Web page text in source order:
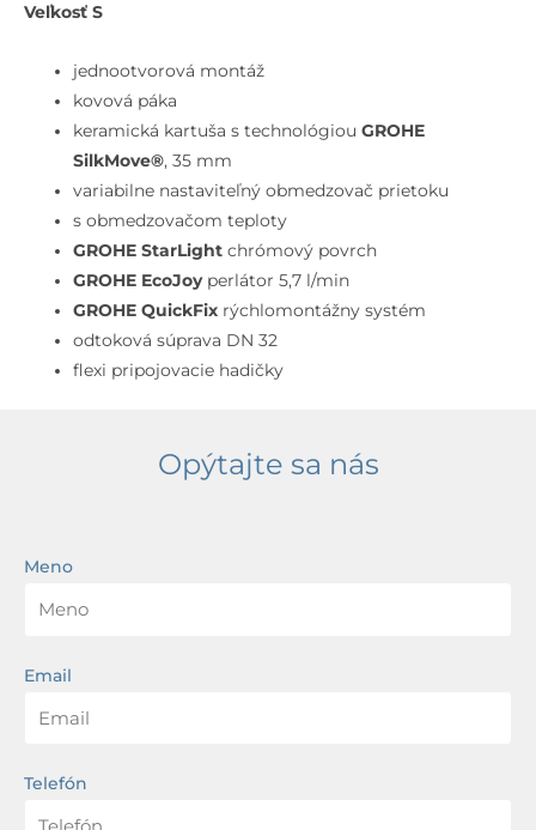
s
chróm
Veľkosť S
jednootvorová montáž
kovová páka
keramická kartuša s technológiouGROHE
SilkMove®, 35 mm
variabilne nastaviteľný obmedzovač prietoku
s obmedzovačom teploty
GROHE StarLightchrómový povrch
GROHE EcoJoyperlátor 5,7 l/min
GROHE QuickFix rýchlomontážny systém
odtoková súprava DN 32
flexi pripojovacie hadičky
Opýtajte sa nás
Meno
Email
Telefón